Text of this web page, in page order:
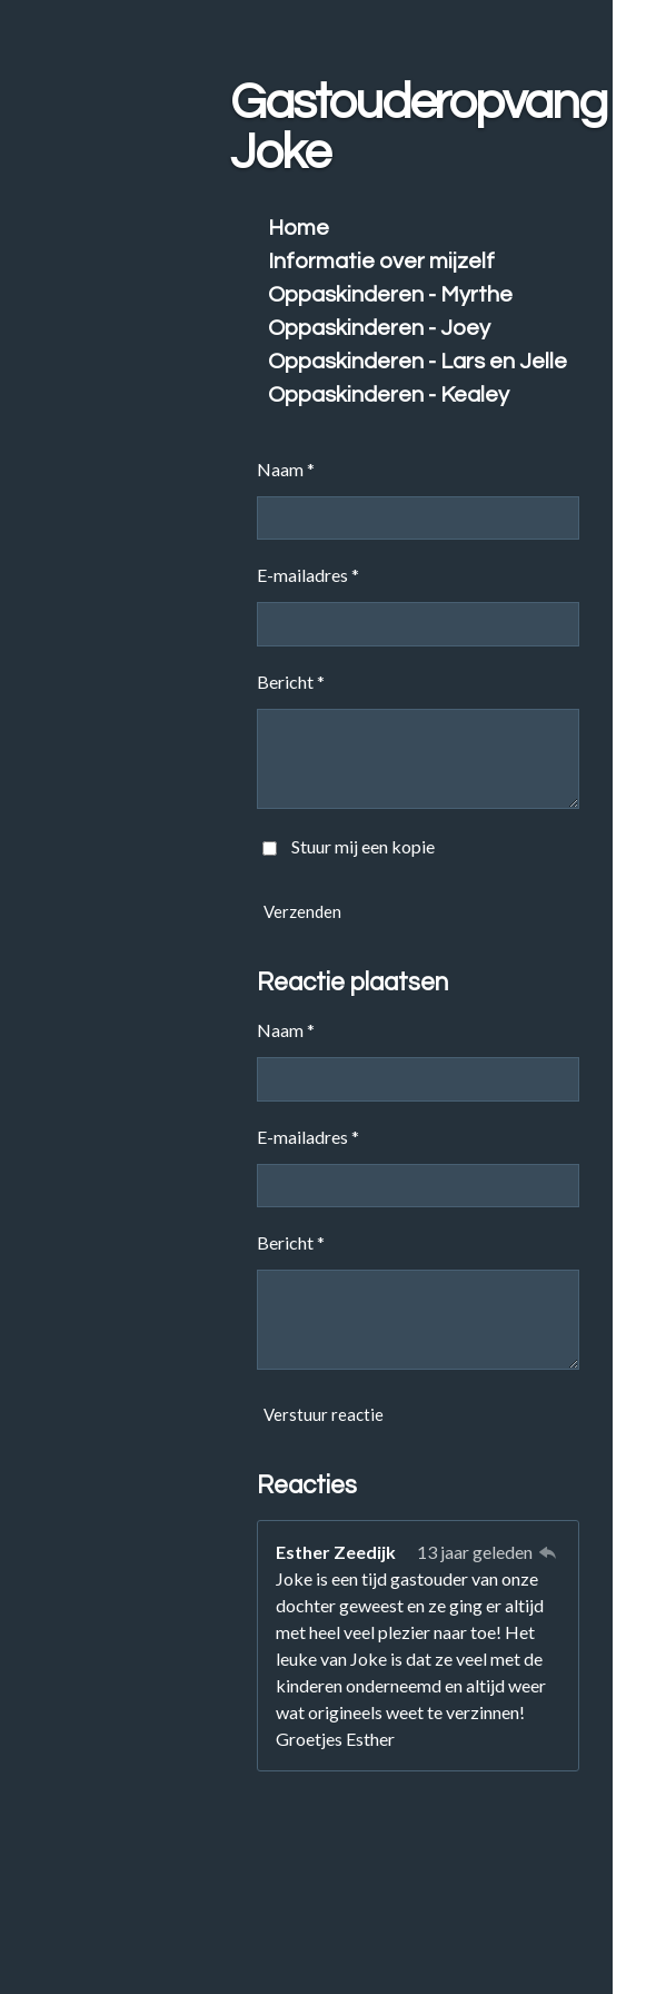
Gastouderopvang
Joke
Home
Informatie over mijzelf
Oppaskinderen - Myrthe
Oppaskinderen - Joey
Oppaskinderen - Lars en Jelle
Oppaskinderen - Kealey
Naam *
E-mailadres *
Bericht *
Stuur mij een kopie
Verzenden
Reactie plaatsen
Naam *
E-mailadres *
Bericht *
Verstuur reactie
Reacties
Esther Zeedijk
13 jaar geleden
Joke is een tijd gastouder van onze
dochter geweest en ze ging er altijd
met heel veel plezier naar toe! Het
leuke van Joke is dat ze veel met de
kinderen onderneemd en altijd weer
wat origineels weet te verzinnen!
Groetjes Esther